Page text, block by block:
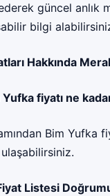
güncel anlık
bilgi
Hakkında
fiyatı ne
Bim Yufka
Listesi